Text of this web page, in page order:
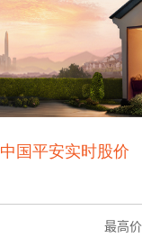
中国平安实时股价